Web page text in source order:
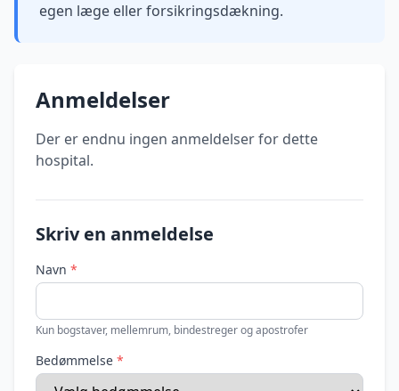
egen læge eller forsikringsdækning.
Anmeldelser
Der er endnu ingen anmeldelser for dette
hospital.
Skriv en anmeldelse
Navn *
Kun bogstaver, mellemrum, bindestreger og apostrofer
Bedømmelse *